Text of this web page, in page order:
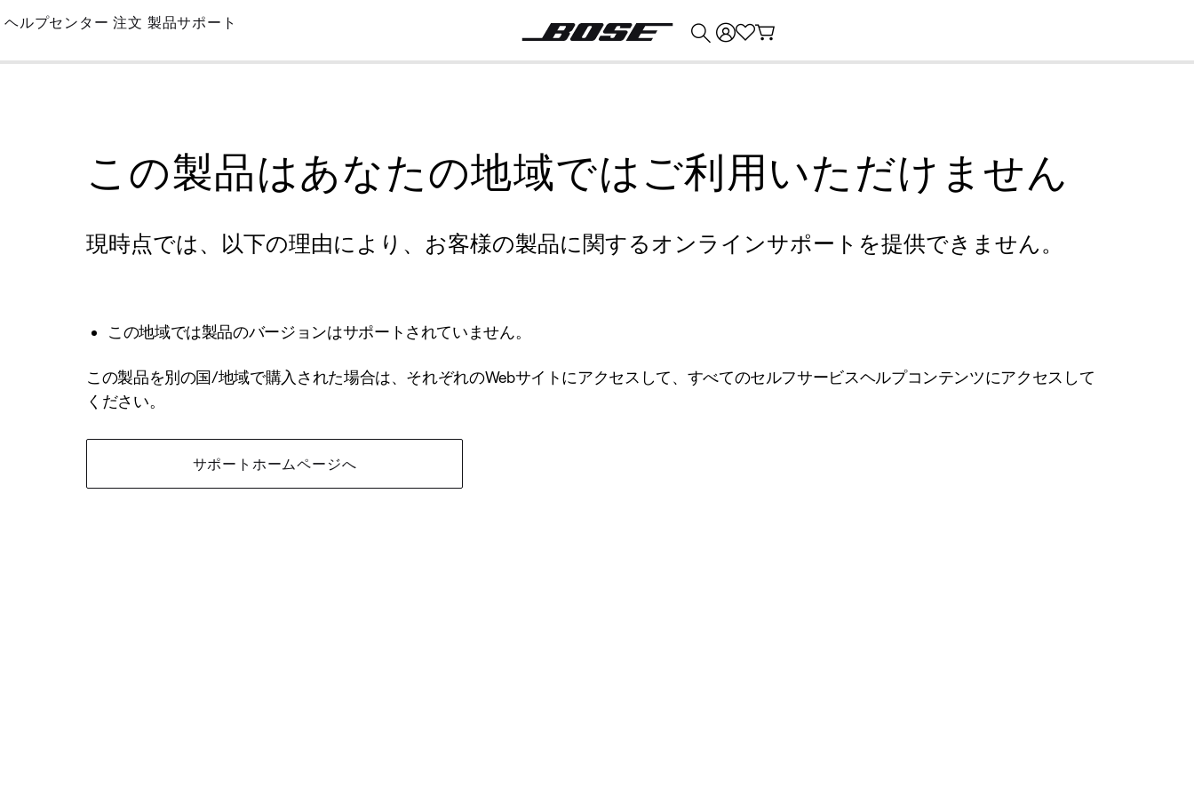
Skip
Main
ヘルプセンター 注文 製品サポート
この製品はあなたの地域ではご利用いただけません
現時点では、以下の理由により、お客様の製品に関するオンラインサポートを提供できません。
この地域では製品のバージョンはサポートされていません。
この製品を別の国/地域で購入された場合は、それぞれのWebサイトにアクセスして、すべてのセルフサービスヘルプコンテンツにアクセスして
ください。
サポートホームページへ